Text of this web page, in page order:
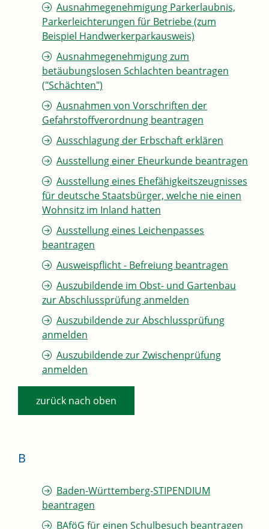
Ausnahmegenehmigung Parkerlaubnis,
Parkerleichterungen für Betriebe (zum
Beispiel Handwerkerparkausweis)
Ausnahmegenehmigung zum
betäubungslosen Schlachten beantragen
("Schächten")
Ausnahmen von Vorschriften der
Gefahrstoffverordnung beantragen
Ausschlagung der Erbschaft erklären
Ausstellung einer Eheurkunde beantragen
Ausstellung eines Ehefähigkeitszeugnisses
für deutsche Staatsbürger, welche nie einen
Wohnsitz im Inland hatten
Ausstellung eines Leichenpasses
beantragen
Ausweispflicht - Befreiung beantragen
Auszubildende im Obst- und Gartenbau
zur Abschlussprüfung anmelden
Auszubildende zur Abschlussprüfung
anmelden
Auszubildende zur Zwischenprüfung
anmelden
zurück nach oben
B
Baden-Württemberg-STIPENDIUM
beantragen
BAföG für einen Schulbesuch beantragen